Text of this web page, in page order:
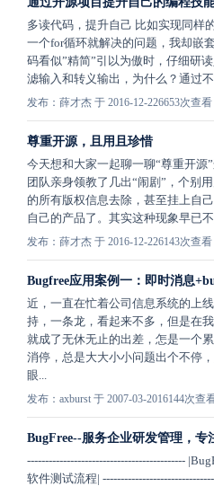
多读代码，提升自己 比如实现同样
一个for循环就解决的问题，我却嵌
码看似”精简”引以为傲时，仔细研
滤输入和转义输出，为什么？通过
发布：薛才杰 于 2016-12-226653次查看
尊重开源，且用且珍惜
今天想和大家一起聊一聊“尊重开源
团队亲身领教了几出“闹剧”，个别
的所有版权信息去除，甚至挂上自
自己的产品了。其实这种现象早已
发布：薛才杰 于 2016-12-226143次查看
Bugfree应用案例一：即时消息
近，一直在忙着公司信息系统的上
持，一条龙，看起来不多，但是在
就成了无休无止的出差，怎是一个
消停，总是大大小小问题出个不停
眼...
发布：axburst 于 2007-03-2016144次查
BugFree--服务企业研发管理，专
--------------------------------------------
软件测试流程|